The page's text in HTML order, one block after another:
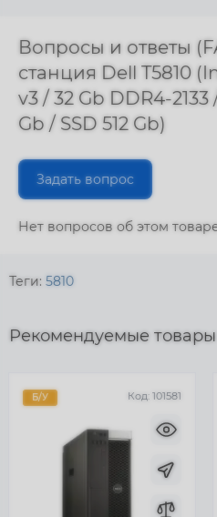
Вопросы и ответы
станция Dell T5810
v3 / 32 Gb DDR4-
Gb / SSD 512 Gb)
Задать вопрос
Нет вопросов об этом
Теги: 5810
Рекомендуемые товары
Б/У Код: 101581